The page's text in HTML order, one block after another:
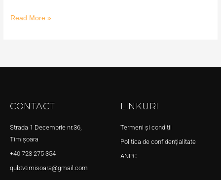
Read More »
CONTACT
Strada 1 Decembrie nr.36,
Timișoara
+40 723 275 354
qubtvtimisoara@gmail.com
LINKURI
Termeni și condiții
Politica de confidențialitate
ANPC